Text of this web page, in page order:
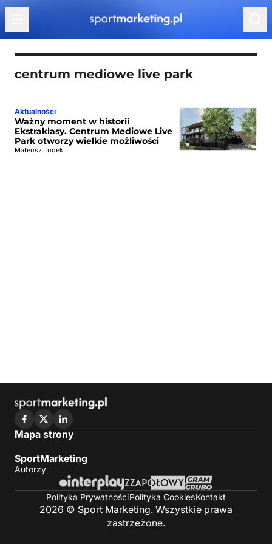
Przejdź do treści
centrum mediowe live park
Aktualności
Ważny moment w historii
Ekstraklasy. Centrum Mediowe Live
Park otworzy wielkie możliwości
Mateusz Tudek
Mapa strony
SportMarketing
Autorzy
Polityka PrywatnościPolityka CookiesKontakt
2026 © Sport Marketing. Wszystkie prawa
zastrzeżone.